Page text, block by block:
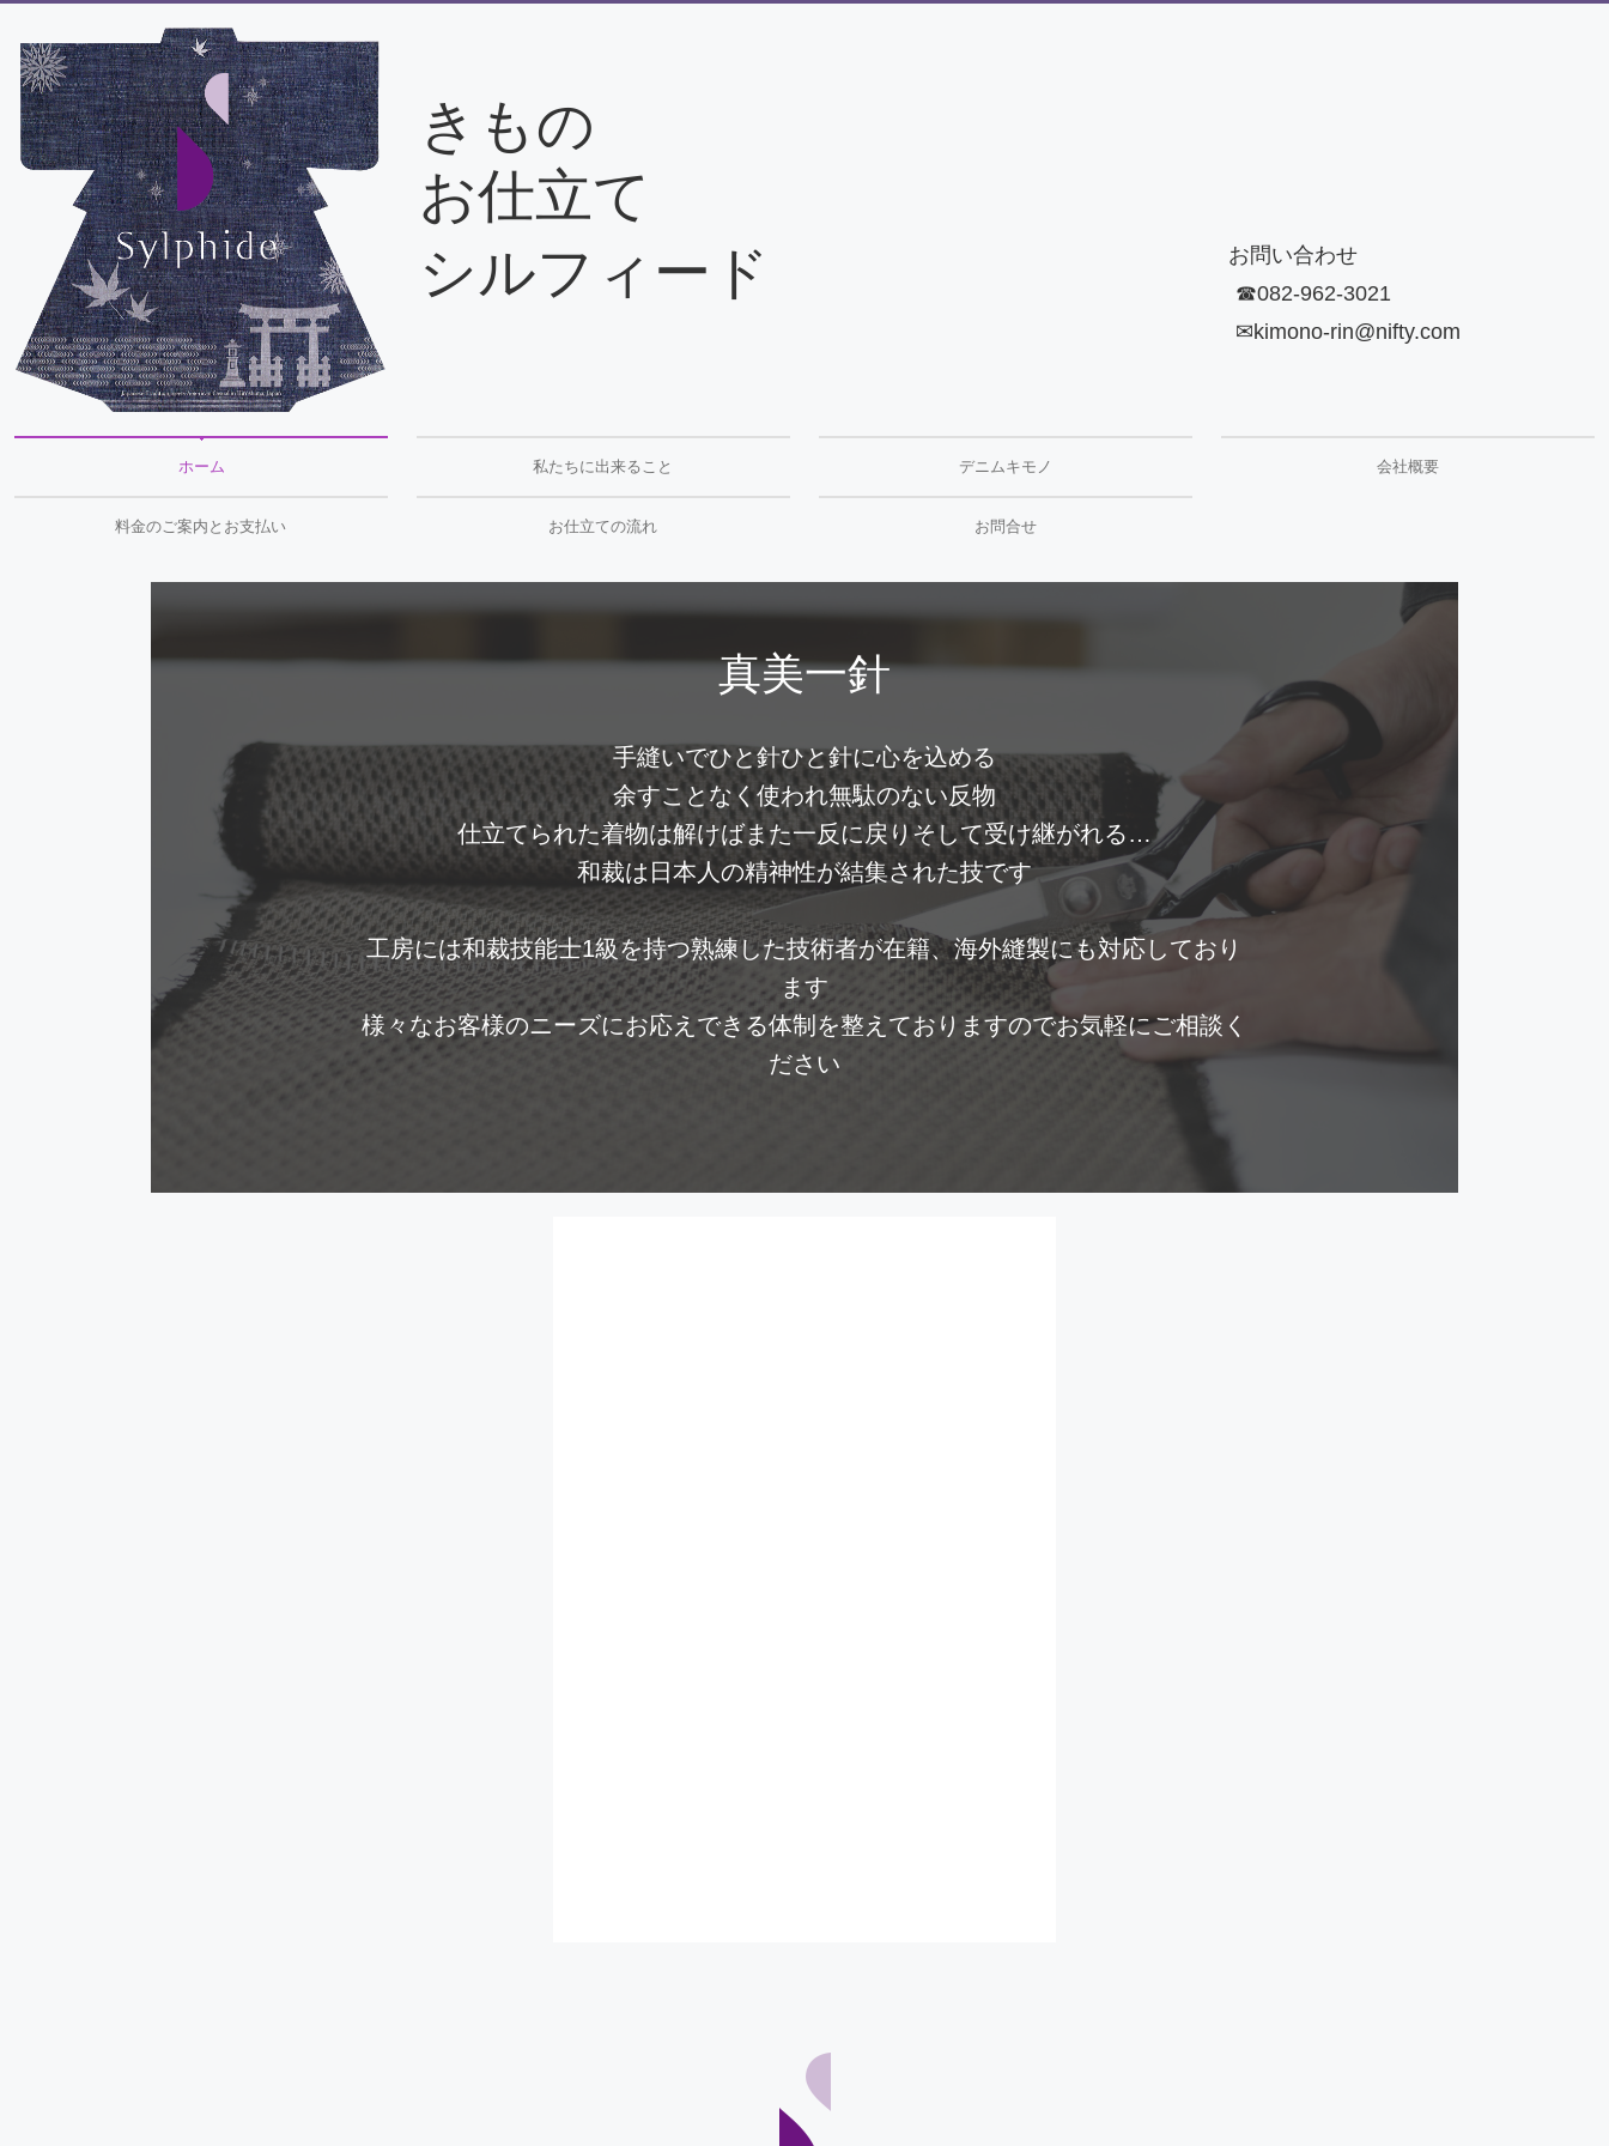
きもの
お仕立て
シルフィード
お問い合わせ
☎082-962-3021
✉kimono-rin@nifty.com
ホーム 私たちに出来ること デニムキモノ 会社概要
料金のご案内とお支払い お仕立ての流れ お問合せ
真美一針
手縫いでひと針ひと針に心を込める
余すことなく使われ無駄のない反物
仕立てられた着物は解けばまた一反に戻りそして受け継がれる…
和裁は日本人の精神性が結集された技です
工房には和裁技能士1級を持つ熟練した技術者が在籍、海外縫製にも対応しており
ます
様々なお客様のニーズにお応えできる体制を整えておりますのでお気軽にご相談く
ださい